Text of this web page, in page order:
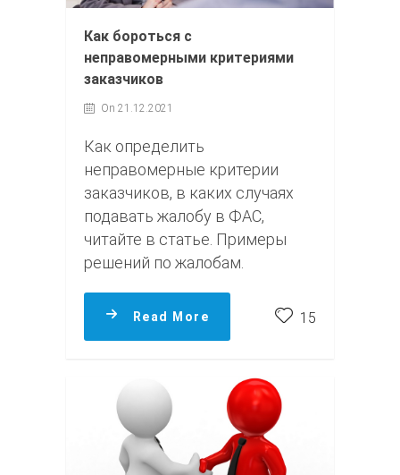
Как бороться с
неправомерными критериями
заказчиков
On 21.12.2021
Как определить
неправомерные критерии
заказчиков, в каких случаях
подавать жалобу в ФАС,
читайте в статье. Примеры
решений по жалобам.
Read More 15